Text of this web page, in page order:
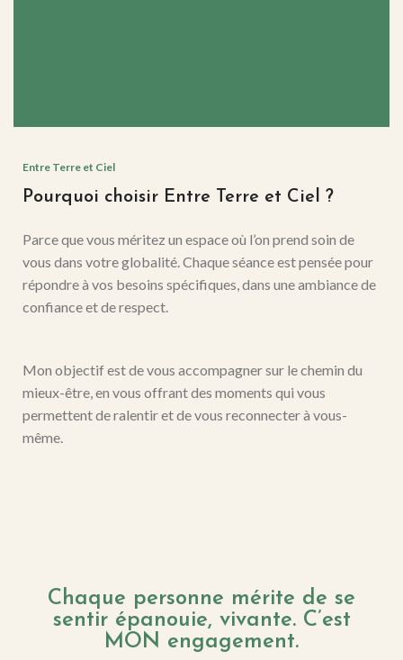
Entre Terre et Ciel
Pourquoi choisir Entre Terre et Ciel ?
Parce que vous méritez un espace où l’on prend soin de
vous dans votre globalité. Chaque séance est pensée pour
répondre à vos besoins spécifiques, dans une ambiance de
confiance et de respect.
Mon objectif est de vous accompagner sur le chemin du
mieux-être, en vous offrant des moments qui vous
permettent de ralentir et de vous reconnecter à vous-
même.
Chaque personne mérite de se
sentir épanouie, vivante. C’est
MON engagement.